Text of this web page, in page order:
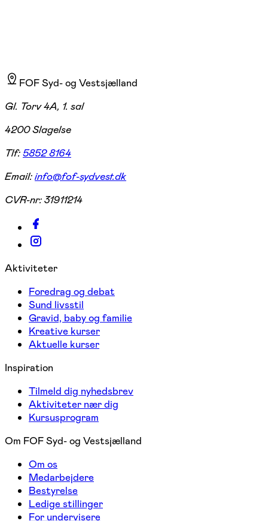
FOF Syd- og Vestsjælland
Gl. Torv 4A, 1. sal
4200 Slagelse
Tlf:5852 8164
Email:info@fof-sydvest.dk
CVR-nr:31911214
Aktiviteter
Foredrag og debat
Sund livsstil
Gravid, baby og familie
Kreative kurser
Aktuelle kurser
Inspiration
Tilmeld dig nyhedsbrev
Aktiviteter nær dig
Kursusprogram
Om FOF Syd- og Vestsjælland
Om os
Medarbejdere
Bestyrelse
Ledige stillinger
For undervisere